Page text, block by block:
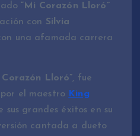
“Mi Corazón Lloró”
con Silvia
una afamada carrera
Corazón Lloró”, fue
por el maestro
King
sus grandes éxitos en su
cantada a dueto